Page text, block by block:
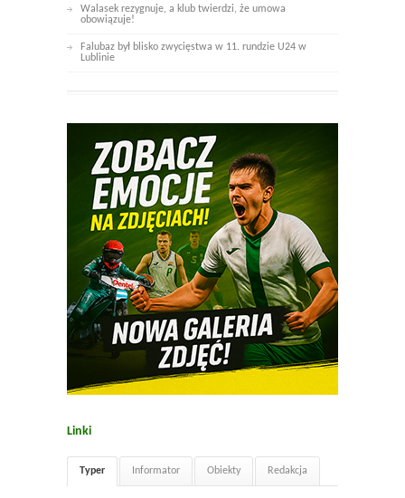
Walasek rezygnuje, a klub twierdzi, że umowa
obowiązuje!
Falubaz był blisko zwycięstwa w 11. rundzie U24 w
Lublinie
Linki
Typer Informator Obiekty Redakcja